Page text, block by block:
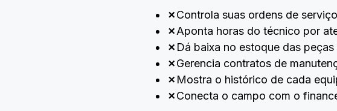
✗Controla suas ordens de serviço
✗Aponta horas do técnico por
✗ Dá baixa no estoque das peças
✗Gerencia contratos de
✗ Mostra o histórico de cada
✗Conecta o campo com o